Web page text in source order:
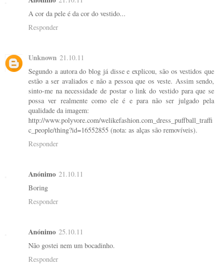
A cor da pele é da cor do vestido...
Responder
Unknown 21.10.11
Segundo a autora do blog já disse e explicou, são os vestidos que
estão a ser avaliados e não a pessoa que os veste. Assim sendo,
sinto-me na necessidade de postar o link do vestido para que se
possa ver realmente como ele é e para não ser julgado pela
qualidade da imagem:
http://www.polyvore.com/welikefashion.com_dress_puffball_traffi
c_people/thing?id=16552855 (nota: as alças são removíveis).
Responder
Anónimo 21.10.11
Boring
Responder
Anónimo 25.10.11
Não gostei nem um bocadinho.
Responder